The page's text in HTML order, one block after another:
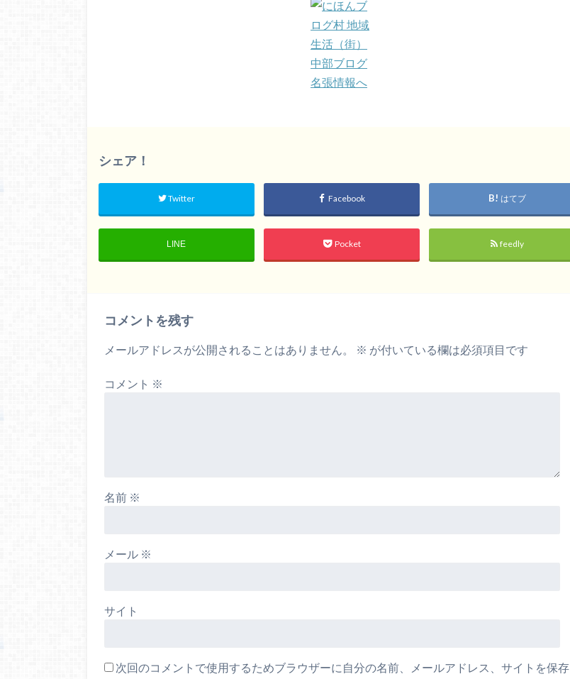
シェア！
Twitter Facebook はてブ
LINE Pocket feedly
コメントを残す
メールアドレスが公開されることはありません。 ※ が付いている欄は必須項目です
コメント ※
名前 ※
メール ※
サイト
次回のコメントで使用するためブラウザーに自分の名前、メールアドレス、サイトを保存